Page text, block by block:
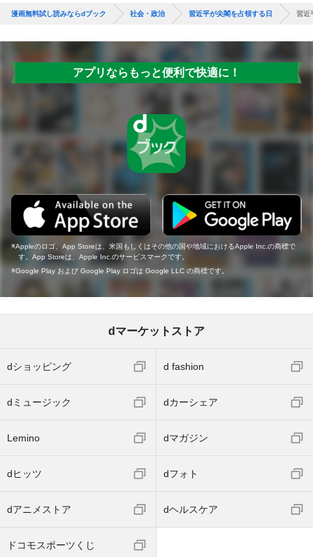
漫画無料試し読みならdブック 社会・政治 習近平が尖閣を占領する日 習近
アプリならもっと便利で快適に！
Appleのロゴ、App Storeは、米国もしくはその他の国や地域におけるApple Inc.の商標で
す。App Storeは、Apple Inc.のサービスマークです。
Google Play および Google Play ロゴは Google LLC の商標です。
dマーケットストア
dショッピング d fashion
dミュージック dカーシェア
Lemino dマガジン
dヒッツ dフォト
dアニメストア dヘルスケア
ドコモスポーツくじ